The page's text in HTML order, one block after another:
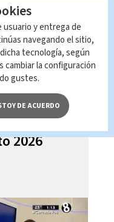
con Paula
2026
usuario y entrega de
navegando el sitio,
tecnología, según
cambiar la configuración
gustes.
DE ACUERDO